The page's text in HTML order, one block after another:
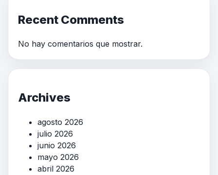
Recent Comments
No hay comentarios que mostrar.
Archives
agosto 2026
julio 2026
junio 2026
mayo 2026
abril 2026